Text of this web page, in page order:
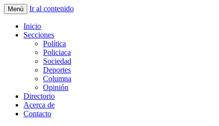
La Yunta de Tepic
Menú Ir al contenido
Inicio
Secciones
Política
Policiaca
Sociedad
Deportes
Columna
Opinión
Directorio
Acerca de
Contacto